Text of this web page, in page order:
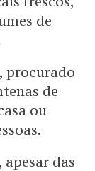
de
procurado
de
ou
apesar das